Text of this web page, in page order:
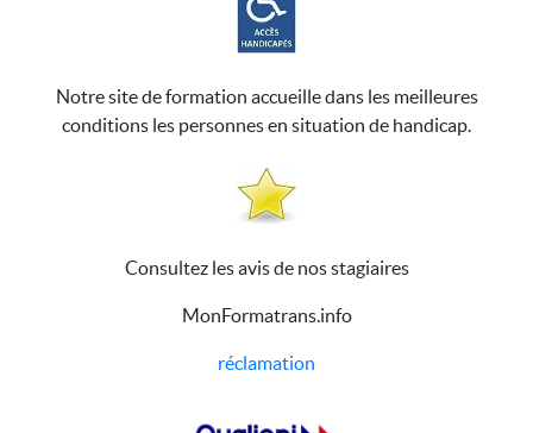
Notre site de formation accueille dans les meilleures
conditions les personnes en situation de handicap.
Consultez les avis de nos stagiaires
MonFormatrans.info
réclamation